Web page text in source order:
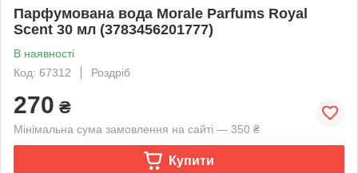
Парфумована вода Morale Parfums Royal
Scent 30 мл (3783456201777)
В наявності
Код: 67312
Роздріб
270 ₴
Мінімальна сума замовлення на сайті — 350 ₴
Купити